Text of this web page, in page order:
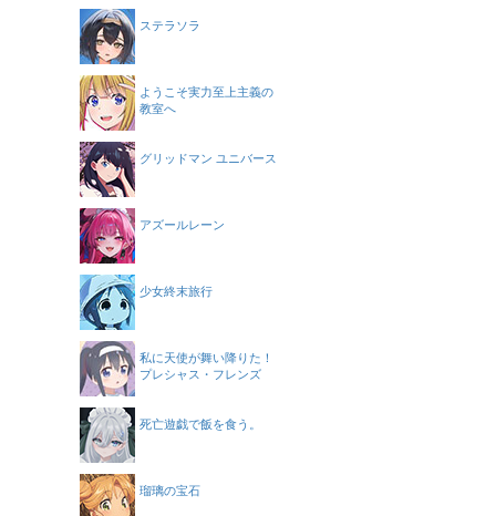
ステラソラ
ようこそ実力至上主義の
教室へ
グリッドマン ユニバース
アズールレーン
少女終末旅行
私に天使が舞い降りた！
プレシャス・フレンズ
死亡遊戯で飯を食う。
瑠璃の宝石